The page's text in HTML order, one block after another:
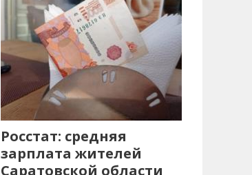
Росстат: средняя
зарплата жителей
Саратовской области